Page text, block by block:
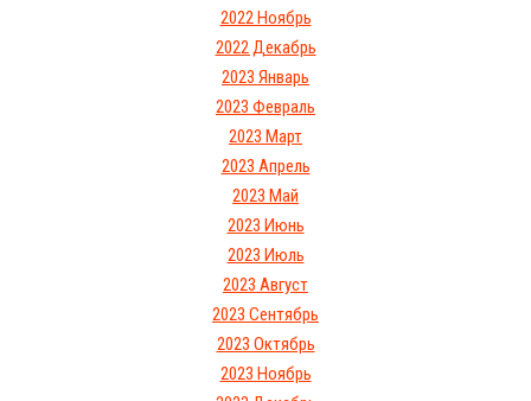
2022 Ноябрь
2022 Декабрь
2023 Январь
2023 Февраль
2023 Март
2023 Апрель
2023 Май
2023 Июнь
2023 Июль
2023 Август
2023 Сентябрь
2023 Октябрь
2023 Ноябрь